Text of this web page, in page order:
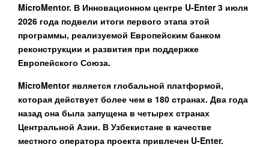
MicroMentor. В Инновационном центре U-Enter 3 июля
2026 года подвели итоги первого этапа этой
программы, реализуемой Европейским банком
реконструкции и развития при поддержке
Европейского Союза.
MicroMentor является глобальной платформой,
которая действует более чем в 180 странах. Два года
назад она была запущена в четырех странах
Центральной Азии. В Узбекистане в качестве
местного оператора проекта привлечен U-Enter.